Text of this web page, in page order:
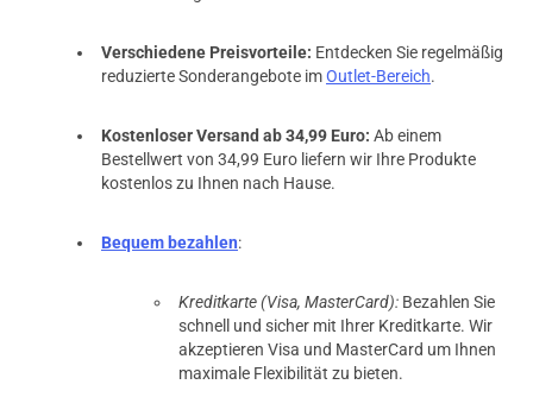
Verschiedene Preisvorteile: Entdecken Sie regelmäßig
reduzierte Sonderangebote imOutlet-Bereich.
Kostenloser Versand ab 34,99 Euro: Ab einem
Bestellwert von 34,99 Euro liefern wir Ihre Produkte
kostenlos zu Ihnen nach Hause.
Bequem bezahlen:
Kreditkarte (Visa, MasterCard): Bezahlen Sie
schnell und sicher mit Ihrer Kreditkarte. Wir
akzeptieren Visa und MasterCard um Ihnen
maximale Flexibilität zu bieten.